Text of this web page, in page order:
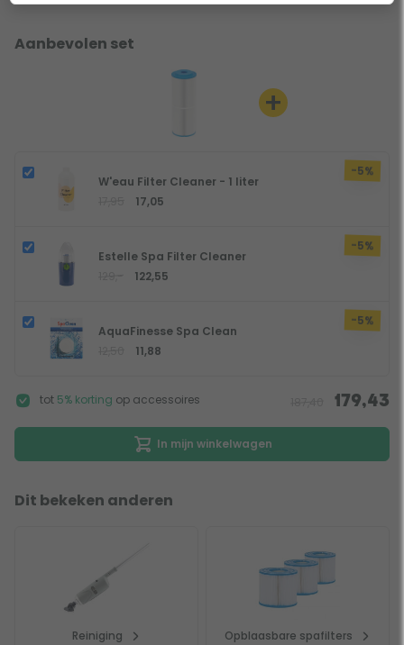
Aanbevolen set
+
-5%
W'eau Filter Cleaner - 1 liter
17,05
-5%
Estelle Spa Filter Cleaner
122,55
-5%
AquaFinesse Spa Clean
11,88
tot 5% korting op accessoires 179,43
In mijn winkelwagen
Dit bekeken anderen
Reiniging Opblaasbare spafilters